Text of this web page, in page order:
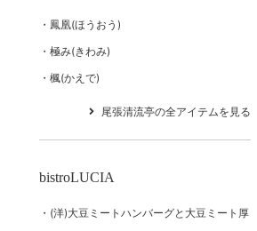
鳳凰(ほうおう)
極み(きわみ)
楓(かえで)
尾張清流亭の全アイテムを見る
bistroLUCIA
(洋)大豆ミートハンバーグと大豆ミート厚